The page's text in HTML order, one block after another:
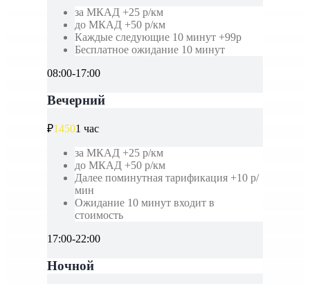
за МКАД +25 р/км
до МКАД +50 р/км
Каждые следующие 10 минут +99р
Бесплатное ожидание 10 минут
08:00-17:00
Вечерний
₽14501 час
за МКАД +25 р/км
до МКАД +50 р/км
Далее поминутная тарификация +10 р/
мин
Ожидание 10 минут входит в
стоимость
17:00-22:00
Ночной